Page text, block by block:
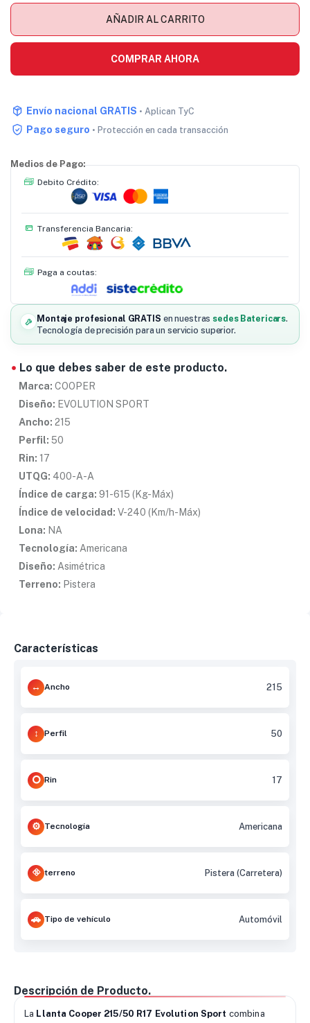
AÑADIR AL CARRITO
COMPRAR AHORA
Envío nacional GRATIS • Aplican TyC
Pago seguro • Protección en cada transacción
Medios de Pago:
Debito Crédito:
Transferencia Bancaria:
Paga a coutas:
Montaje profesional GRATIS en nuestras sedes Batericars.
Tecnología de precisión para un servicio superior.
Lo que debes saber de este producto.
Marca: COOPER
Diseño: EVOLUTION SPORT
Ancho: 215
Perfil: 50
Rin: 17
UTQG: 400-A-A
Índice de carga: 91-615 (Kg-Máx)
Índice de velocidad: V-240 (Km/h-Máx)
Lona: NA
Tecnología: Americana
Diseño: Asimétrica
Terreno: Pistera
Características
Ancho 215
Perfil 50
Rin 17
Tecnología Americana
terreno Pistera (Carretera)
Tipo de vehículo Automóvil
Descripción de Producto.
La Llanta Cooper 215/50 R17 Evolution Sport combina